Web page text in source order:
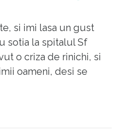
si imi lasa un gust
sotia la spitalul Sf
o criza de rinichi, si
oameni, desi se
"corporatisti" la
la alegere